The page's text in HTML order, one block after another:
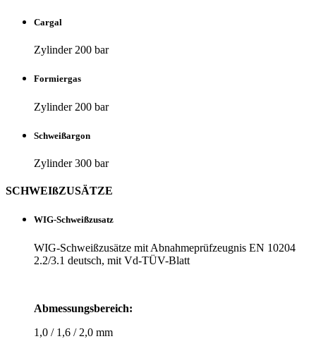
Cargal
Zylinder 200 bar
For­miergas
Zylinder 200 bar
Schweißargon
Zylinder 300 bar
SCHWEIß­ZU­SÄTZE
WIG-Schweiß­zu­satz
WIG-Schweiß­zu­sätze mit Abnah­me­prüf­zeugnis EN 10204
2.2/3.1 deutsch, mit Vd-TÜV-Blatt
Abmes­sungs­be­reich:
1,0 / 1,6 / 2,0 mm